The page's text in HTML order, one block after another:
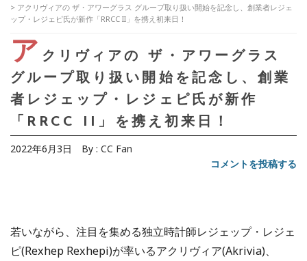
> アクリヴィアの ザ・アワーグラス グループ取り扱い開始を記念し、創業者レジェ
ップ・レジェピ氏が新作「RRCC II」を携え初来日！
ア クリヴィアの ザ・アワーグラス
グループ取り扱い開始を記念し、創業
者レジェップ・レジェピ氏が新作
「RRCC II」を携え初来日！
2022年6月3日 By : CC Fan
コメントを投稿する
若いながら、注目を集める独立時計師レジェップ・レジェ
ピ(Rexhep Rexhepi)が率いるアクリヴィア(Akrivia)、